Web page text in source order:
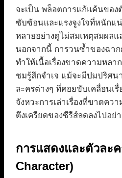
จะเป็น พล็อตการแก้แค้นของ
ซับซ้อนและแรงจูงใจที่หนักแ
หลายอย่างดูไม่สมเหตุสมผล
นอกจากนี้ การวนซ้ำของฉา
ทำให้เนื้อเรื่องขาดความหลา
ชมรู้สึกจำเจ แม้จะมีปมปริศน
ละครต่างๆ ที่คอยขับเคลื่อนเ
จังหวะการเล่าเรื่องที่ขาดคว
ตึงเครียดของซีรีส์ลดลงไปอย่
การแสดงและตัวละ
Character)